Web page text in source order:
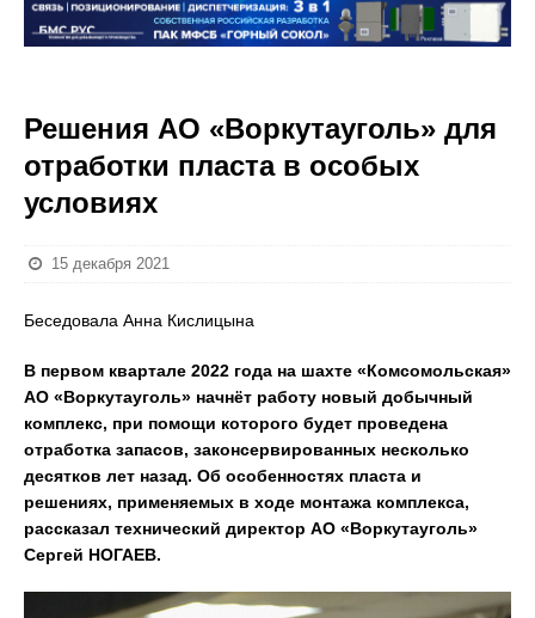
Решения АО «Воркутауголь» для
отработки пласта в особых
условиях
15 декабря 2021
Беседовала Анна Кислицына
В первом квартале 2022 года на шахте «Комсомольская»
АО «Воркутауголь» начнёт работу новый добычный
комплекс, при помощи которого будет проведена
отработка запасов, законсервированных несколько
десятков лет назад. Об особенностях пласта и
решениях, применяемых в ходе монтажа комплекса,
рассказал технический директор АО «Воркутауголь»
Сергей НОГАЕВ.